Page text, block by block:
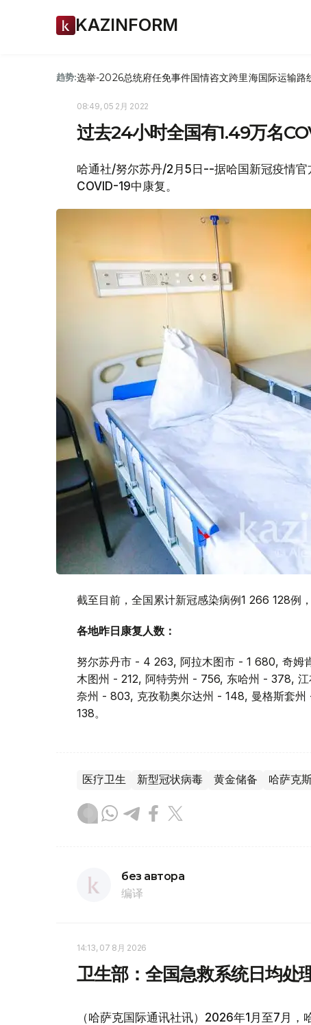
KAZINFORM
趋势:选举-2026总统府任免事件国情咨文跨里海国际运输路
08:49, 05 2月 2022
过去24小时全国有1.49万名
哈通社/努尔苏丹/2月5日--据哈国新冠疫情
COVID-19中康复。
截至目前，全国累计新冠感染病例1 266 128例
各地昨日康复人数：
努尔苏丹市 - 4 263, 阿拉木图市 - 1 680, 奇
木图州 - 212, 阿特劳州 - 756, 东哈州 - 378,
奈州 - 803, 克孜勒奥尔达州 - 148, 曼格斯套
138。
医疗卫生 新型冠状病毒 黄金储备 哈萨克
без автора
编译
14:13, 07 8月 2026
卫生部：全国急救系统日均处
（哈萨克国际通讯社讯）2026年1月至7月